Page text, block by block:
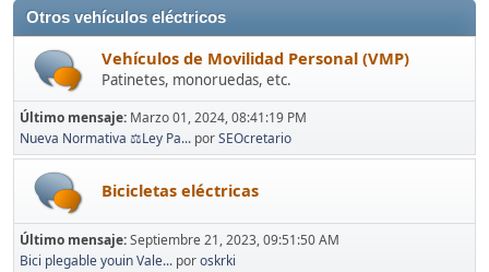
Otros vehículos eléctricos
Vehículos de Movilidad Personal (VMP)
Patinetes, monoruedas, etc.
Último mensaje: Marzo 01, 2024, 08:41:19 PM
Nueva Normativa ⚖️Ley Pa... porSEOcretario
Bicicletas eléctricas
Último mensaje:Septiembre 21, 2023, 09:51:50 AM
Bici plegable youin Vale... poroskrki